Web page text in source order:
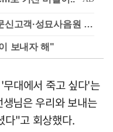
'가성비 워터밤' 한강수영장…문신고객·성묘사음원 민원
보내자 해"
대에서 죽고 싶다'는
님은 우리와 보내는
다"고 회상했다.